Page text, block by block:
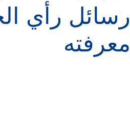
رسائل رأي
معرفته